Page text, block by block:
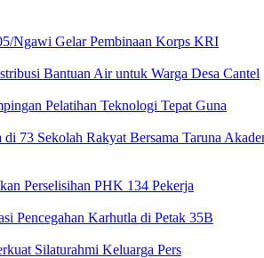
Ngawi Gelar Pembinaan Korps KRI
Bantuan Air untuk Warga Desa Cantel
Pelatihan Teknologi Tepat Guna
73 Sekolah Rakyat Bersama Taruna
Perselisihan PHK 134 Pekerja
Pencegahan Karhutla di Petak 35B
Silaturahmi Keluarga Pers